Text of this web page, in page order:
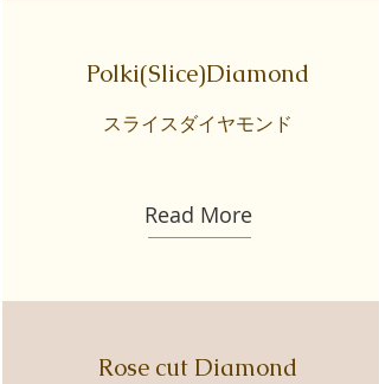
Polki(Slice)Diamond
​スライスダイヤモンド
Read More
Rose cut Diamond